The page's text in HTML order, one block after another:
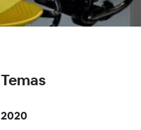
Temas
2020